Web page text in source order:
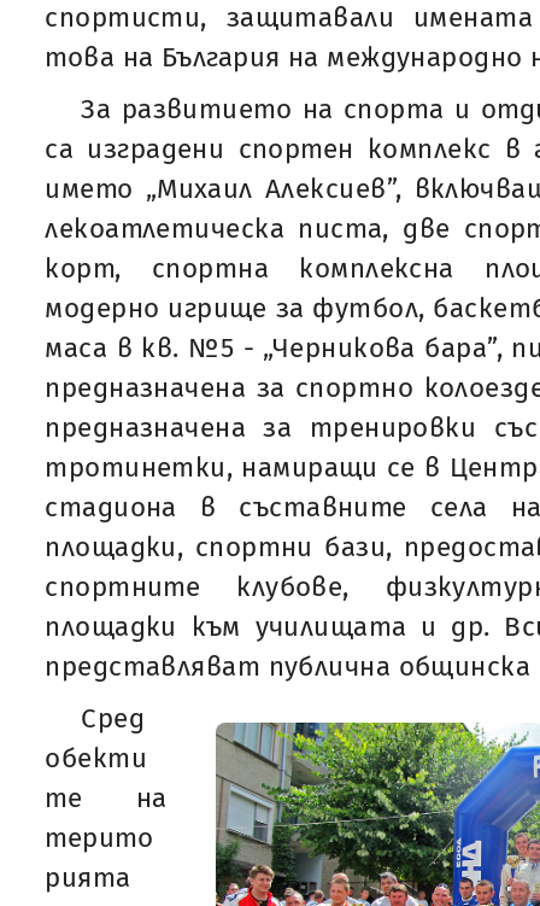
спортисти, защитавали
това на България на международно
За развитието на спорта и
са изградени спортен комплекс
името „Михаил Алексиев”,
лекоатлетическа писта, две
корт, спортна комплексна
модерно игрище за футбол,
маса в кв. №5 - „Черникова бара”,
предназначена за спортно
предназначена за тренировки
тротинетки, намиращи се в
стадиона в съставните села
площадки, спортни бази,
спортните клубове,
площадки към училищата и др.
представляват публична
Сред
обекти
те на
терито
рията